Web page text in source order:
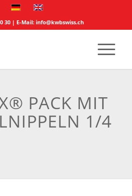
30| E-Mail: info@kwbswiss.ch
PACK MIT
1/4